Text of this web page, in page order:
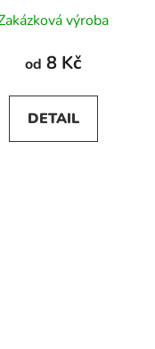
výroba
od 8 Kč
DETAIL